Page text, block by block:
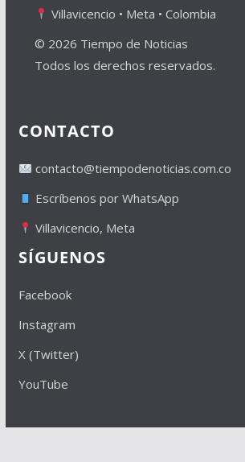
Villavicencio • Meta • Colombia
© 2026 Tiempo de Noticias
Todos los derechos reservados.
CONTACTO
contacto@tiempodenoticias.com.co
Escríbenos por WhatsApp
Villavicencio, Meta
SÍGUENOS
Facebook
Instagram
X (Twitter)
YouTube